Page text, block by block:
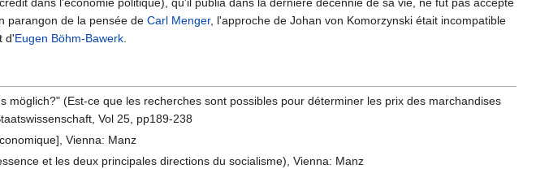
dans l'économie politique), qu'il publia dans la dernière décennie de sa vie, ne fut pas accepté
parangon de la pensée de Carl Menger, l'approche de Johan von Komorzynski était incompatible
d'Eugen Böhm-Bawerk.
möglich?" (Est-ce que les recherches sont possibles pour déterminer les prix des marchandises
Vol 25, pp189-238
Vienna: Manz
et les deux principales directions du socialisme), Vienna: Manz